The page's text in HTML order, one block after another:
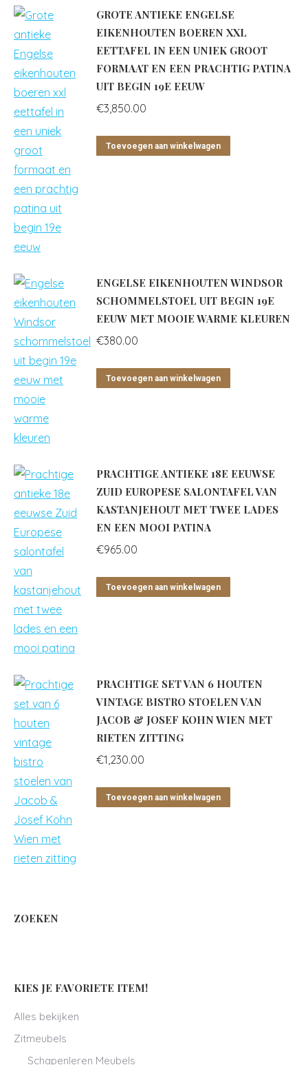
GROTE ANTIEKE ENGELSE
EIKENHOUTEN BOEREN XXL
EETTAFEL IN EEN UNIEK GROOT
FORMAAT EN EEN PRACHTIG PATINA
UIT BEGIN 19E EEUW
€3,850.00
Toevoegen aan winkelwagen
ENGELSE EIKENHOUTEN WINDSOR
SCHOMMELSTOEL UIT BEGIN 19E
EEUW MET MOOIE WARME KLEUREN
€380.00
Toevoegen aan winkelwagen
PRACHTIGE ANTIEKE 18E EEUWSE
ZUID EUROPESE SALONTAFEL VAN
KASTANJEHOUT MET TWEE LADES
EN EEN MOOI PATINA
€965.00
Toevoegen aan winkelwagen
PRACHTIGE SET VAN 6 HOUTEN
VINTAGE BISTRO STOELEN VAN
JACOB & JOSEF KOHN WIEN MET
RIETEN ZITTING
€1,230.00
Toevoegen aan winkelwagen
ZOEKEN
KIES JE FAVORIETE ITEM!
Alles bekijken
Zitmeubels
Schapenleren Meubels